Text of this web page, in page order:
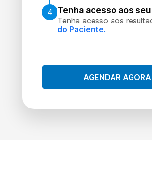
4 Tenha acesso aos
Tenha acesso aos
do Paciente.
AGENDAR AGORA